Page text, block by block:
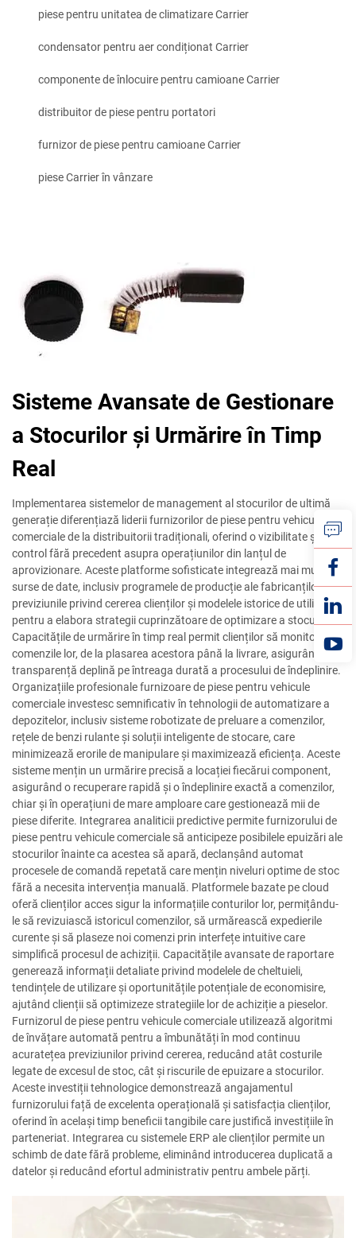
piese pentru unitatea de climatizare Carrier
condensator pentru aer condiționat Carrier
componente de înlocuire pentru camioane Carrier
distribuitor de piese pentru portatori
furnizor de piese pentru camioane Carrier
piese Carrier în vânzare
Sisteme Avansate de Gestionare
a Stocurilor și Urmărire în Timp
Real
Implementarea sistemelor de management al stocurilor de ultimă
generație diferențiază liderii furnizorilor de piese pentru vehicule
comerciale de la distribuitorii tradiționali, oferind o vizibilitate și un
control fără precedent asupra operațiunilor din lanțul de
aprovizionare. Aceste platforme sofisticate integrează mai multe
surse de date, inclusiv programele de producție ale fabricanților,
previziunile privind cererea clienților și modelele istorice de utilizare,
pentru a elabora strategii cuprinzătoare de optimizare a stocurilor.
Capacitățile de urmărire în timp real permit clienților să monitorizeze
comenzile lor, de la plasarea acestora până la livrare, asigurând
transparență deplină pe întreaga durată a procesului de îndeplinire.
Organizațiile profesionale furnizoare de piese pentru vehicule
comerciale investesc semnificativ în tehnologii de automatizare a
depozitelor, inclusiv sisteme robotizate de preluare a comenzilor,
rețele de benzi rulante și soluții inteligente de stocare, care
minimizează erorile de manipulare și maximizează eficiența. Aceste
sisteme mențin un urmărire precisă a locației fiecărui component,
asigurând o recuperare rapidă și o îndeplinire exactă a comenzilor,
chiar și în operațiuni de mare amploare care gestionează mii de
piese diferite. Integrarea analiticii predictive permite furnizorului de
piese pentru vehicule comerciale să anticipeze posibilele epuizări ale
stocurilor înainte ca acestea să apară, declanșând automat
procesele de comandă repetată care mențin niveluri optime de stoc
fără a necesita intervenția manuală. Platformele bazate pe cloud
oferă clienților acces sigur la informațiile conturilor lor, permițându-
le să revizuiască istoricul comenzilor, să urmărească expedierile
curente și să plaseze noi comenzi prin interfețe intuitive care
simplifică procesul de achiziții. Capacitățile avansate de raportare
generează informații detaliate privind modelele de cheltuieli,
tendințele de utilizare și oportunitățile potențiale de economisire,
ajutând clienții să optimizeze strategiile lor de achiziție a pieselor.
Furnizorul de piese pentru vehicule comerciale utilizează algoritmi
de învățare automată pentru a îmbunătăți în mod continuu
acuratețea previziunilor privind cererea, reducând atât costurile
legate de excesul de stoc, cât și riscurile de epuizare a stocurilor.
Aceste investiții tehnologice demonstrează angajamentul
furnizorului față de excelenta operațională și satisfacția clienților,
oferind în același timp beneficii tangibile care justifică investițiile în
parteneriat. Integrarea cu sistemele ERP ale clienților permite un
schimb de date fără probleme, eliminând introducerea duplicată a
datelor și reducând efortul administrativ pentru ambele părți.